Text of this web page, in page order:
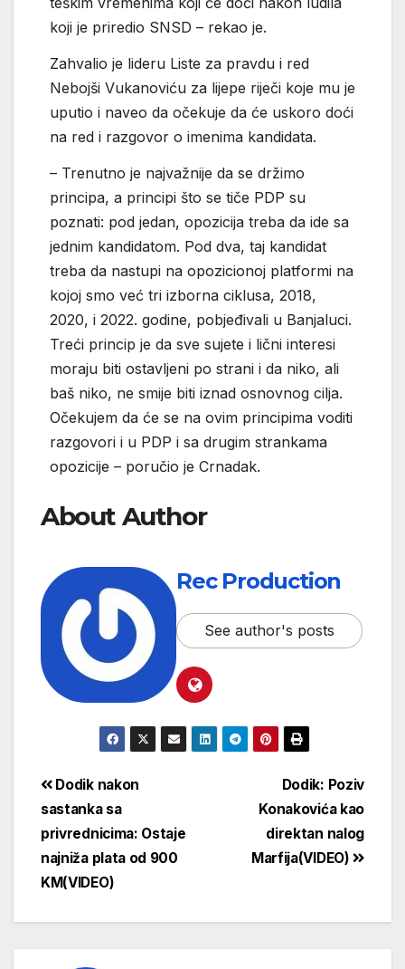
koji je priredio SNSD – rekao je.
Zahvalio je lideru Liste za pravdu i red
Nebojši Vukanoviću za lijepe riječi koje mu je
uputio i naveo da očekuje da će uskoro doći
na red i razgovor o imenima kandidata.
– Trenutno je najvažnije da se držimo
principa, a principi što se tiče PDP su
poznati: pod jedan, opozicija treba da ide sa
jednim kandidatom. Pod dva, taj kandidat
treba da nastupi na opozicionoj platformi na
kojoj smo već tri izborna ciklusa, 2018,
2020, i 2022. godine, pobjeđivali u Banjaluci.
Treći princip je da sve sujete i lični interesi
moraju biti ostavljeni po strani i da niko, ali
baš niko, ne smije biti iznad osnovnog cilja.
Očekujem da će se na ovim principima voditi
razgovori i u PDP i sa drugim strankama
opozicije – poručio je Crnadak.
About Author
Rec Production
See author's posts
Dodik: Poziv
Konakovića kao
direktan nalog
Marfija(VIDEO)
Dodik nakon
sastanka sa
privrednicima: Ostaje
najniža plata od 900
KM(VIDEO)